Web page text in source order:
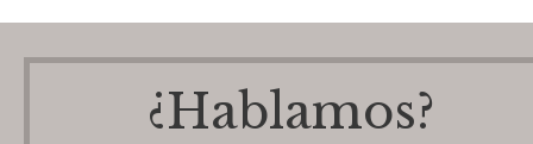
¿Hablamos?